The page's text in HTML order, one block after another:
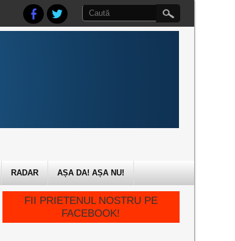
RADAR AȘA DA! AȘA NU!
FII PRIETENUL NOSTRU PE
FACEBOOK!